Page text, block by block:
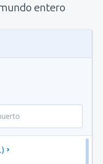
entero